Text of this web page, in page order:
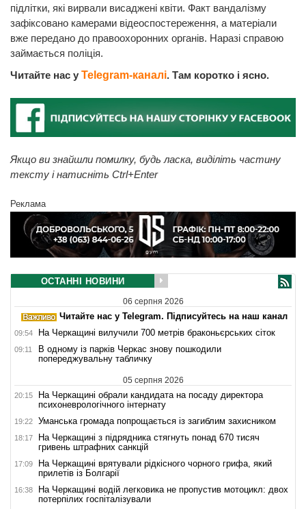
підлітки, які вирвали висаджені квіти. Факт вандалізму
зафіксовано камерами відеоспостереження, а матеріали
вже передано до правоохоронних органів. Наразі справою
займається поліція.
Читайте нас у Telegram-каналі. Там коротко і ясно.
Якщо ви знайшли помилку, будь ласка, виділіть частину
тексту і натисніть Ctrl+Enter
Реклама
ОСТАННІ НОВИНИ
06 серпня 2026
Читайте нас у Telegram. Підписуйтесь на наш канал
09:54 На Черкащині вилучили 700 метрів браконьєрських сіток
09:11
В одному із парків Черкас знову пошкодили
попереджувальну табличку
05 серпня 2026
20:15
На Черкащині обрали кандидата на посаду директора
психоневрологічного інтернату
19:22 Уманська громада попрощається із загиблим захисником
18:17
На Черкащині з підрядника стягнуть понад 670 тисяч
гривень штрафних санкцій
17:09
На Черкащині врятували рідкісного чорного грифа, який
прилетів із Болгарії
16:38
На Черкащині водій легковика не пропустив мотоцикл: двох
потерпілих госпіталізували